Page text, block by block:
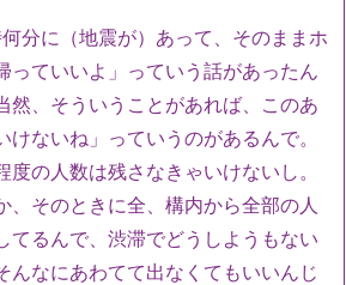
分に（地震が）あって、そのままホ
っていいよ」っていう話があったん
然、そういうことがあれば、このあ
けないね」っていうのがあるんで。
の人数は残さなきゃいけないし。
、そのときに全、構内から全部の人
てるんで、渋滞でどうしようもない
んなにあわてて出なくてもいいんじ